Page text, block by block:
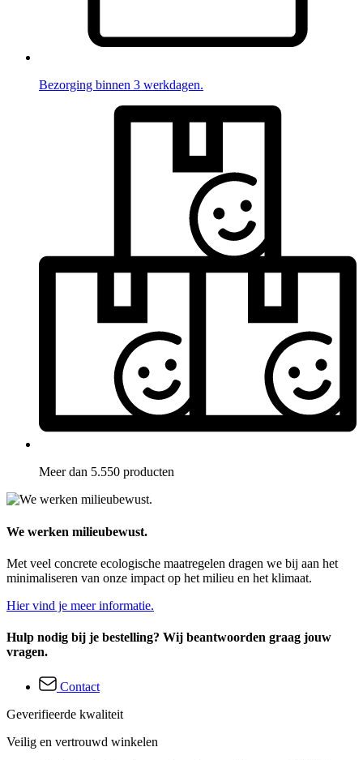
Bezorging binnen 3 werkdagen.
Meer dan 5.550 producten
We werken milieubewust.
Met veel concrete ecologische maatregelen dragen we bij aan het
minimaliseren van onze impact op het milieu en het klimaat.
Hier vind je meer informatie.
Hulp nodig bij je bestelling? Wij beantwoorden graag jouw
vragen.
Contact
Geverifieerde kwaliteit
Veilig en vertrouwd winkelen